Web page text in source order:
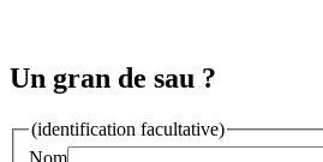
Un gran de sau ?
(identification facultative)